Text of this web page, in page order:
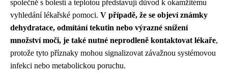
společně s bolestí a teplotou představují důvod k okamžitému
vyhledání lékařské pomoci. V případě, že se objeví známky
dehydratace, odmítání tekutin nebo výrazné snížení
množství moči, je také nutné neprodleně kontaktovat lékaře,
protože tyto příznaky mohou signalizovat závažnou systémovou
infekci nebo metabolickou poruchu.